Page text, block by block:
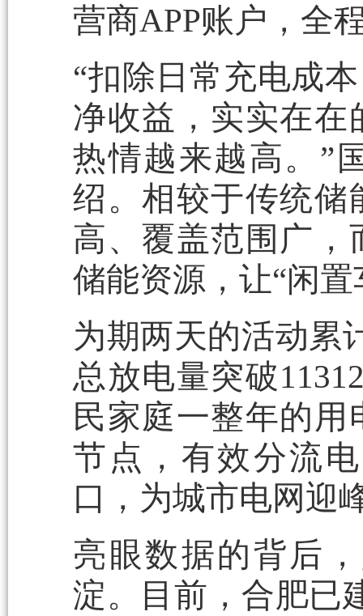
营商APP账户，全
“扣除日常充电成
净收益，实实在在
热情越来越高。”
绍。相较于传统储
高、覆盖范围广，
储能资源，让“闲
为期两天的活动累
总放电量突破
民家庭一整年的
节点，有效分流
口，为城市电网迎
亮眼数据的背后
淀。目前，合肥已